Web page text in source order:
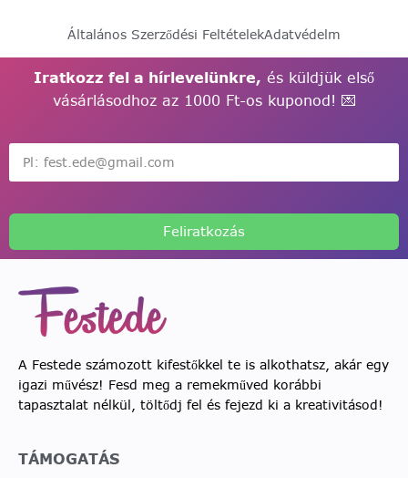
Általános Szerződési FeltételekAdatvédelm
Iratkozz fel a hírlevelünkre, és küldjük első
vásárlásodhoz az 1000 Ft-os kuponod! 💌
Feliratkozás
A Festede számozott kifestőkkel te is alkothatsz, akár egy
igazi művész! Fesd meg a remekműved korábbi
tapasztalat nélkül, töltődj fel és fejezd ki a kreativitásod!
TÁMOGATÁS